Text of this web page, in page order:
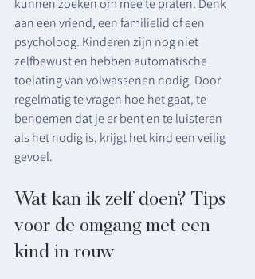
kunnen zoeken om mee te praten. Denk
aan een vriend, een familielid of een
psycholoog. Kinderen zijn nog niet
zelfbewust en hebben automatische
toelating van volwassenen nodig. Door
regelmatig te vragen hoe het gaat, te
benoemen dat je er bent en te luisteren
als het nodig is, krijgt het kind een veilig
gevoel.
Wat kan ik zelf doen? Tips
voor de omgang met een
kind in rouw